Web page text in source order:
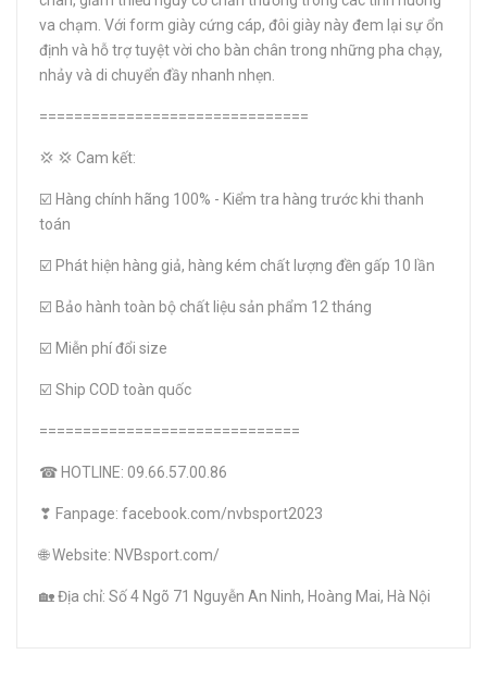
va chạm. Với form giày cứng cáp, đôi giày này đem lại sự ổn
định và hỗ trợ tuyệt vời cho bàn chân trong những pha chạy,
nhảy và di chuyển đầy nhanh nhẹn.
===============================
💢 💢 Cam kết:
☑️ Hàng chính hãng 100% - Kiểm tra hàng trước khi thanh
toán
☑️ Phát hiện hàng giả, hàng kém chất lượng đền gấp 10 lần
☑️ Bảo hành toàn bộ chất liệu sản phẩm 12 tháng
☑️ Miễn phí đổi size
☑️ Ship COD toàn quốc
==============================
☎ HOTLINE: 09.66.57.00.86
❣ Fanpage: facebook.com/nvbsport2023
🌐 Website: NVBsport.com/
🏡 Địa chỉ: Số 4 Ngõ 71 Nguyễn An Ninh, Hoàng Mai, Hà Nội